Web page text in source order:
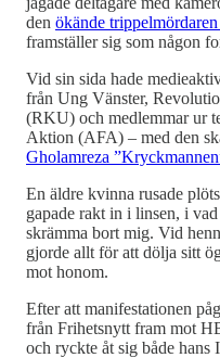
den ökände
framställer sig som någon
Vid sin sida hade
från Ung Vänster,
(RKU) och medlemmar ur
Aktion (AFA) – med den
Gholamreza
En äldre kvinna rusade
gapade rakt in i linsen, i
skrämma bort mig. Vid
gjorde allt för att dölja sitt
mot honom.
Efter att manifestationen
från Frihetsnytt fram mot
och ryckte åt sig både hans